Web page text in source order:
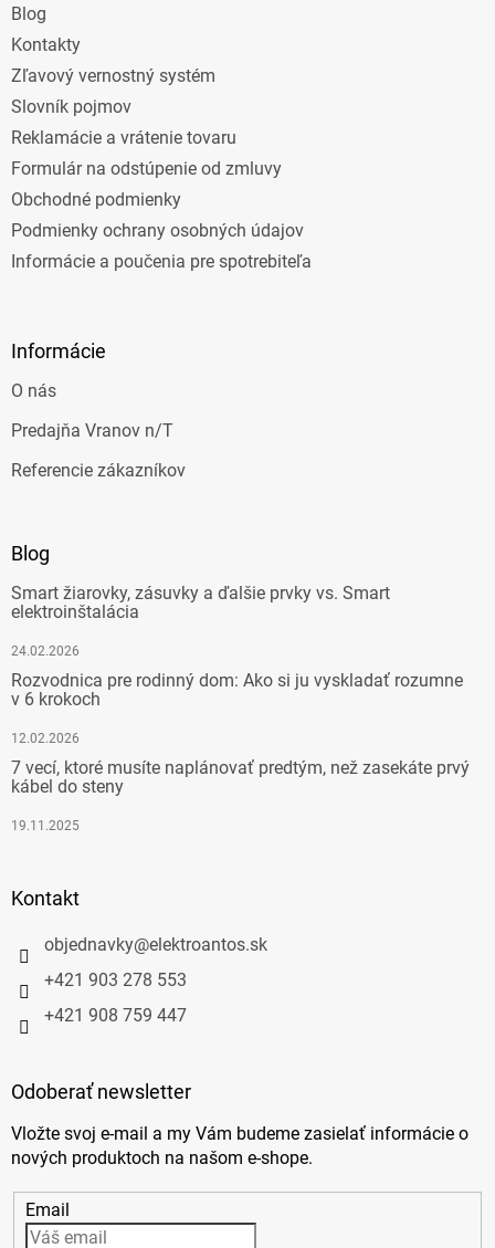
Blog
Kontakty
Zľavový vernostný systém
Slovník pojmov
Reklamácie a vrátenie tovaru
Formulár na odstúpenie od zmluvy
Obchodné podmienky
Podmienky ochrany osobných údajov
Informácie a poučenia pre spotrebiteľa
Informácie
O nás
Predajňa Vranov n/T
Referencie zákazníkov
Blog
Smart žiarovky, zásuvky a ďalšie prvky vs. Smart
elektroinštalácia
24.02.2026
Rozvodnica pre rodinný dom: Ako si ju vyskladať rozumne
v 6 krokoch
12.02.2026
7 vecí, ktoré musíte naplánovať predtým, než zasekáte prvý
kábel do steny
19.11.2025
Kontakt
objednavky@elektroantos.sk
+421 903 278 553
+421 908 759 447
Odoberať newsletter
Vložte svoj e-mail a my Vám budeme zasielať informácie o
nových produktoch na našom e-shope.
Email